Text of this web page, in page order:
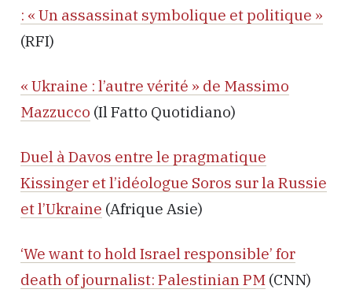
: « Un assassinat symbolique et politique »
(RFI)
« Ukraine : l’autre vérité » de Massimo
Mazzucco (Il Fatto Quotidiano)
Duel à Davos entre le pragmatique
Kissinger et l’idéologue Soros sur la Russie
et l’Ukraine (Afrique Asie)
‘We want to hold Israel responsible’ for
death of journalist: Palestinian PM (CNN)